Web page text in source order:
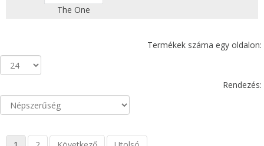
The One
Termékek száma egy oldalon:
Rendezés: